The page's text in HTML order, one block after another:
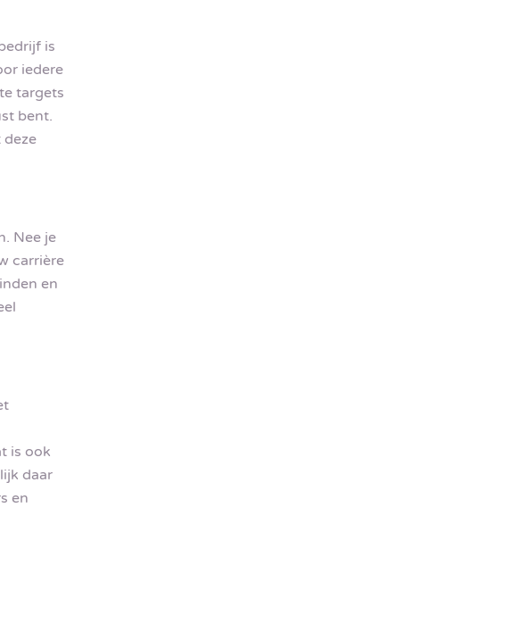
is
iedere
targets
bent.
Nee je
carrière
en
is ook
daar
en